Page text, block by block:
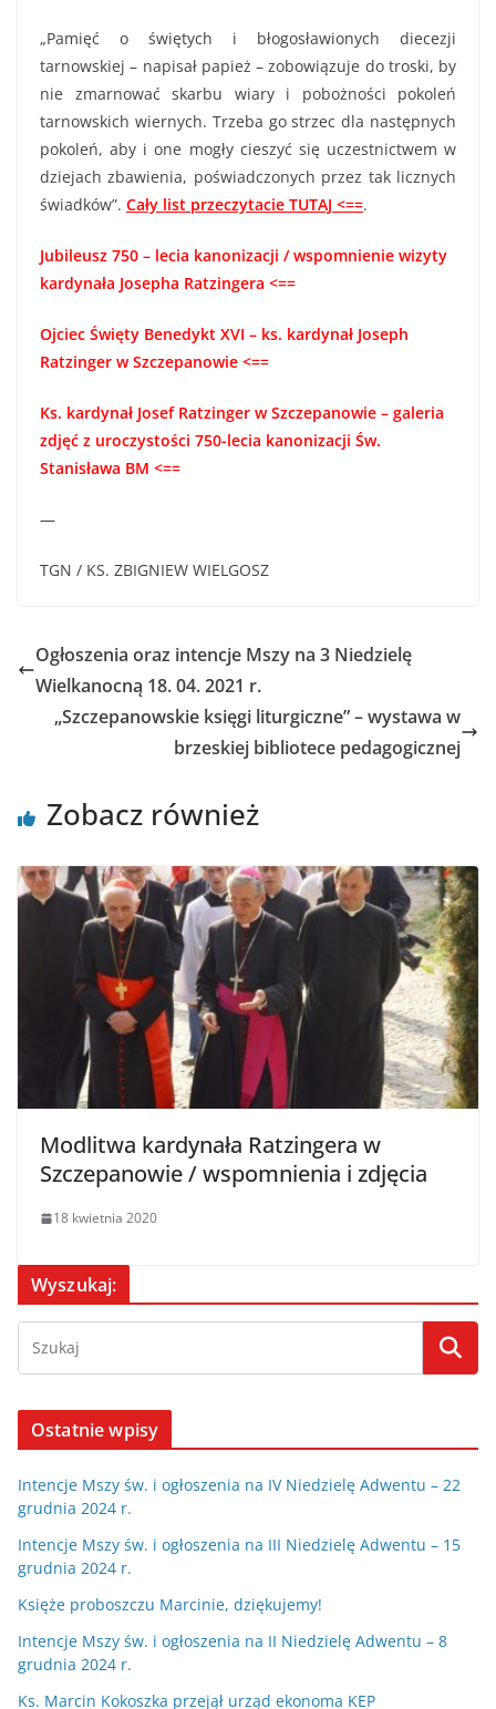
„Pamięć o świętych i błogosławionych diecezji
tarnowskiej – napisał papież – zobowiązuje do troski, by
nie zmarnować skarbu wiary i pobożności pokoleń
tarnowskich wiernych. Trzeba go strzec dla następnych
pokoleń, aby i one mogły cieszyć się uczestnictwem w
dziejach zbawienia, poświadczonych przez tak licznych
świadków”. Cały list przeczytacie TUTAJ <==.
Jubileusz 750 – lecia kanonizacji / wspomnienie wizyty
kardynała Josepha Ratzingera <==
Ojciec Święty Benedykt XVI – ks. kardynał Joseph
Ratzinger w Szczepanowie <==
Ks. kardynał Josef Ratzinger w Szczepanowie – galeria
zdjęć z uroczystości 750-lecia kanonizacji Św.
Stanisława BM <==
—
TGN / KS. ZBIGNIEW WIELGOSZ
Ogłoszenia oraz intencje Mszy na 3 Niedzielę
Wielkanocną 18. 04. 2021 r.
„Szczepanowskie księgi liturgiczne” – wystawa w
brzeskiej bibliotece pedagogicznej
Zobacz również
Modlitwa kardynała Ratzingera w
Szczepanowie / wspomnienia i zdjęcia
18 kwietnia 2020
Wyszukaj:
Ostatnie wpisy
Intencje Mszy św. i ogłoszenia na IV Niedzielę Adwentu – 22
grudnia 2024 r.
Intencje Mszy św. i ogłoszenia na III Niedzielę Adwentu – 15
grudnia 2024 r.
Księże proboszczu Marcinie, dziękujemy!
Intencje Mszy św. i ogłoszenia na II Niedzielę Adwentu – 8
grudnia 2024 r.
Ks. Marcin Kokoszka przejął urząd ekonoma KEP